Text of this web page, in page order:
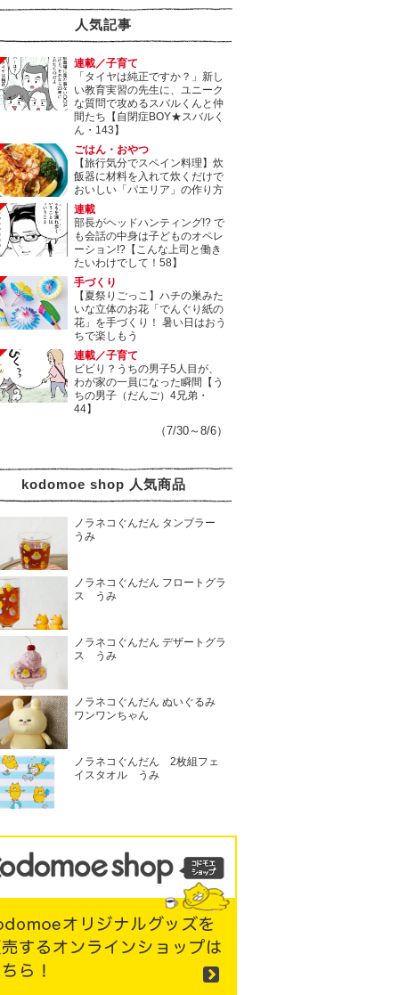
人気記事
連載／子育て
「タイヤは純正ですか？」新し
い教育実習の先生に、ユニーク
な質問で攻めるスバルくんと仲
間たち【自閉症BOY★スバルく
ん・143】
ごはん・おやつ
【旅行気分でスペイン料理】炊
飯器に材料を入れて炊くだけで
おいしい「パエリア」の作り方
連載
部長がヘッドハンティング!? で
も会話の中身は子どものオペレ
ーション!?【こんな上司と働き
たいわけでして！58】
手づくり
【夏祭りごっこ】ハチの巣みた
いな立体のお花「でんぐり紙の
花」を手づくり！ 暑い日はおう
ちで楽しもう
連載／子育て
ビビり？うちの男子5人目が、
わが家の一員になった瞬間【う
ちの男子（だんご）4兄弟・
44】
（7/30～8/6）
kodomoe shop 人気商品
ノラネコぐんだん タンブラー
うみ
ノラネコぐんだん フロートグラ
ス うみ
ノラネコぐんだん デザートグラ
ス うみ
ノラネコぐんだん ぬいぐるみ
ワンワンちゃん
ノラネコぐんだん 2枚組フェ
イスタオル うみ